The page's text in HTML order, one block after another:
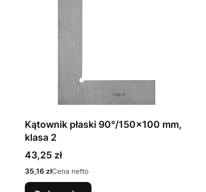
Kątownik płaski 90°/150x100 mm,
klasa 2
Cena
43,25 zł
Cena
35,16 złCena netto